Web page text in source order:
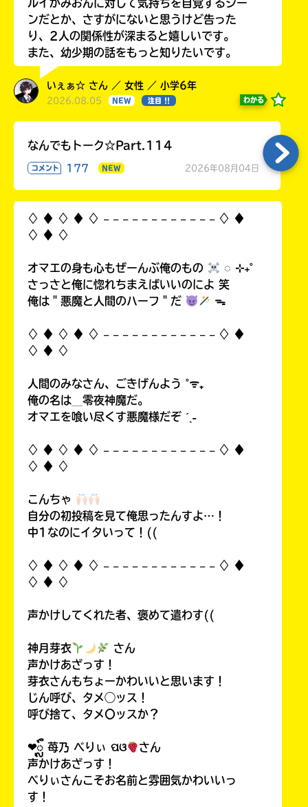
ルイがみおんに対して気持ちを自覚するシー
ンだとか、さすがにないと思うけど告った
り、2人の関係性が深まると嬉しいです。
また、幼少期の話をもっと知りたいです。
いぇぁ☆ さん ／ 女性 ／ 小学6年
2026.08.05 NEW 注目 !! わかる
なんでもトーク☆Part.114
コメント 177 NEW 2026年08月04日
♢ ♦︎ ♢ ♦︎ ♢ 𓐄 𓐄 𓐄 𓐄 𓐄 𓐄 𓐄 𓐄 𓐄 𓐄 𓐄 𓐄 ♢ ♦︎
♢ ♦︎ ♢
オマエの身も心もぜーんぶ俺のもの
◌ ⊹₊˚
さっさと俺に惚れちまえばいいのによ 笑
俺は＂悪魔と人間のハーフ＂だ
ᯓ
♢ ♦︎ ♢ ♦︎ ♢ 𓐄 𓐄 𓐄 𓐄 𓐄 𓐄 𓐄 𓐄 𓐄 𓐄 𓐄 𓐄 ♢ ♦︎
♢ ♦︎ ♢
人間のみなさん、ごきげんよう ˚ᯤ₊
俺の名は＿零夜神魔だ。
オマエを喰い尽くす悪魔様だぞ ˊˎ˗
♢ ♦︎ ♢ ♦︎ ♢ 𓐄 𓐄 𓐄 𓐄 𓐄 𓐄 𓐄 𓐄 𓐄 𓐄 𓐄 𓐄 ♢ ♦︎
♢ ♦︎ ♢
こんちゃ
自分の初投稿を見て俺思ったんすよ…！
中1なのにイタいって！((
♢ ♦︎ ♢ ♦︎ ♢ 𓐄 𓐄 𓐄 𓐄 𓐄 𓐄 𓐄 𓐄 𓐄 𓐄 𓐄 𓐄 ♢ ♦︎
♢ ♦︎ ♢
声かけしてくれた者、褒めて遣わす((
神月芽衣
さん
声かけあざっす！
芽衣さんもちょーかわいいと思います！
じん呼び、タメ◯ッス！
呼び捨て、タメ〇ッスか？
❤︎ᬼ 苺乃 べりぃ ପଓ
さん
声かけあざっす！
べりぃさんこそお名前と雰囲気かわいいっ
す！